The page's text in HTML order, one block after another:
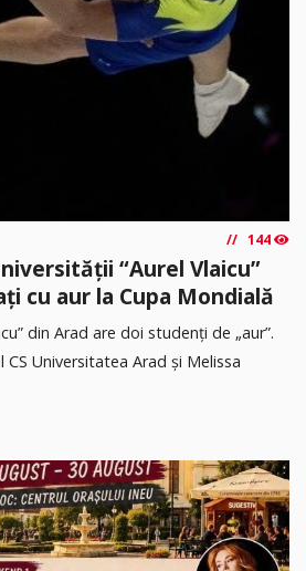
144
“Aurel Vlaicu”
cu aur la Cupa Mondială
din Arad are doi studenți de „aur”.
Universitatea Arad și Melissa